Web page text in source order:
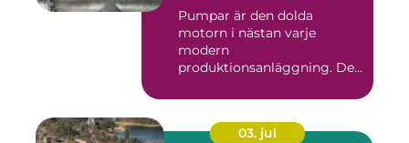
Pumpar är den dolda
motorn i nästan varje
modern
produktionsanläggning. De
03. jul